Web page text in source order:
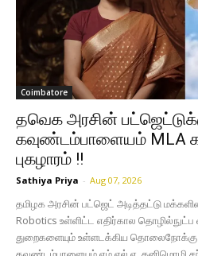
Coimbatore
தவெக அரசின்
கவுண்டம்பாளையம் MLA
புகழாரம் !!
Sathiya Priya - Aug 07, 2026
தமிழக அரசின் பட்ஜெட் அடித்தட்டு
Robotics உள்ளிட்ட எதிர்கால
துறைகளையும் உள்ளடக்கிய